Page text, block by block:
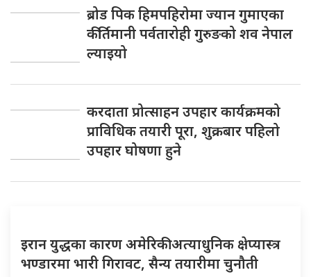
ब्रोड पिक हिमपहिरोमा ज्यान गुमाएका
कीर्तिमानी पर्वतारोही गुरुङको शव नेपाल
ल्याइयो
करदाता प्रोत्साहन उपहार कार्यक्रमको
प्राविधिक तयारी पूरा, शुक्रबार पहिलो
उपहार घोषणा हुने
इरान युद्धका कारण अमेरिकी अत्याधुनिक क्षेप्यास्त्र
भण्डारमा भारी गिरावट, सैन्य तयारीमा चुनौती